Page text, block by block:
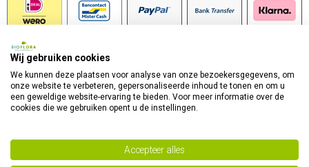
Wij gebruiken cookies
We kunnen deze plaatsen voor analyse van onze bezoekersgegevens, om
onze website te verbeteren, gepersonaliseerde inhoud te tonen en om u
een geweldige website-ervaring te bieden. Voor meer informatie over de
cookies die we gebruiken opent u de instellingen.
Accepteer alles